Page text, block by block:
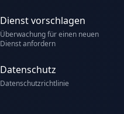
Dienst vorschlagen
Überwachung für einen neuen
Dienst anfordern
Datenschutz
Datenschutzrichtlinie